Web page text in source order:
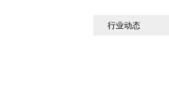
行业动态